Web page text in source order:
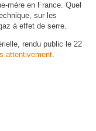
mère en France. Quel
sur les
à effet de serre.
rendu public le 22
attentivement.